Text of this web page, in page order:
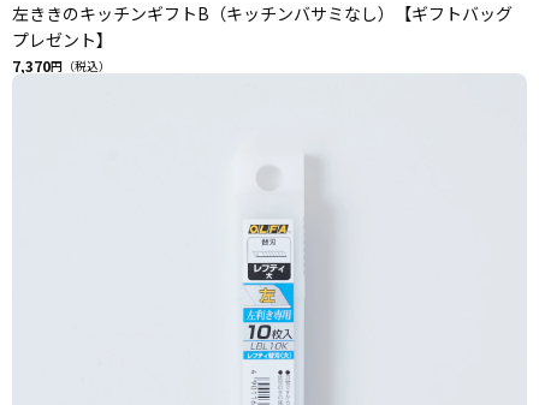
左ききのキッチンギフトB（キッチンバサミなし）【ギフトバッグ
プレゼント】
7,370円（税込）